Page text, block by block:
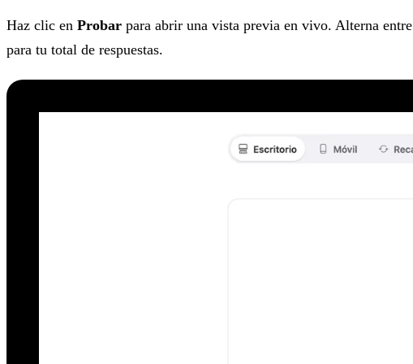
Haz clic en Probar para abrir una vista previa en vivo. Alterna entre
para tu total de respuestas.